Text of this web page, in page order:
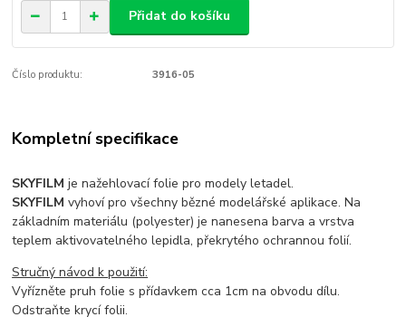
Přidat do košíku
Číslo produktu: 3916-05
Kompletní specifikace
SKYFILM je nažehlovací folie pro modely letadel.
SKYFILM vyhoví pro všechny bězné modelářské aplikace. Na
základním materiálu (polyester) je nanesena barva a vrstva
teplem aktivovatelného lepidla, překrytého ochrannou folií.
Stručný návod k použití:
Vyřízněte pruh folie s přídavkem cca 1cm na obvodu dílu.
Odstraňte krycí folii.